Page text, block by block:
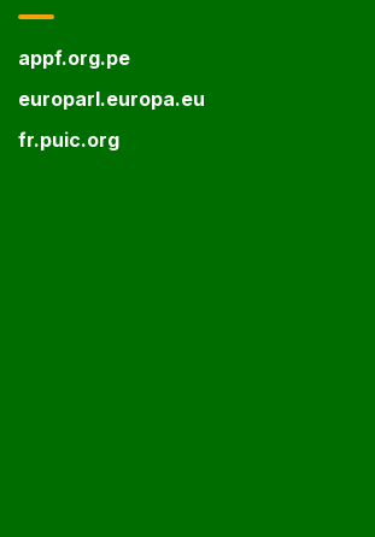
appf.org.pe
europarl.europa.eu
fr.puic.org